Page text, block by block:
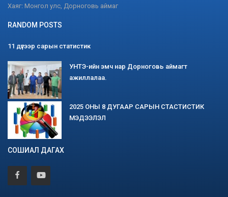
Хаяг: Монгол улс, Дорноговь аймаг
RANDOM POSTS
11 дүгээр сарын статистик
УНТЭ-ийн эмч нар Дорноговь аймагт
ажиллалаа.
2025 ОНЫ 8 ДУГААР САРЫН СТАСТИСТИК
МЭДЭЭЛЭЛ
СОШИАЛ ДАГАХ